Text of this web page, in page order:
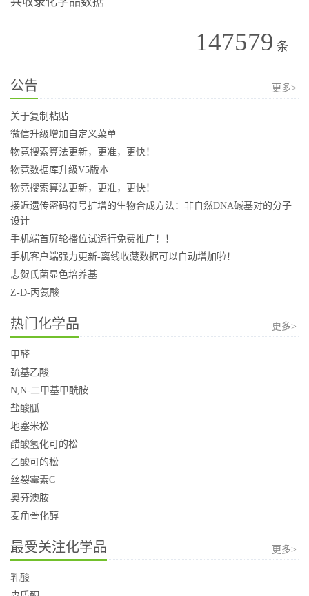
147579 条
公告 更多>
关于复制粘贴
微信升级增加自定义菜单
物竞搜索算法更新，更准，更快！
物竞数据库升级V5版本
物竞搜索算法更新，更准，更快！
接近遗传密码符号扩增的生物合成方法：非自然DNA碱基对的分子
设计
手机端首屏轮播位试运行免费推广！！
手机客户端强力更新-离线收藏数据可以自动增加啦！
志贺氏菌显色培养基
Z-D-丙氨酸
热门化学品 更多>
甲醛
巯基乙酸
N,N-二甲基甲酰胺
盐酸胍
地塞米松
醋酸氢化可的松
乙酸可的松
丝裂霉素C
奥芬澳胺
麦角骨化醇
最受关注化学品 更多>
乳酸